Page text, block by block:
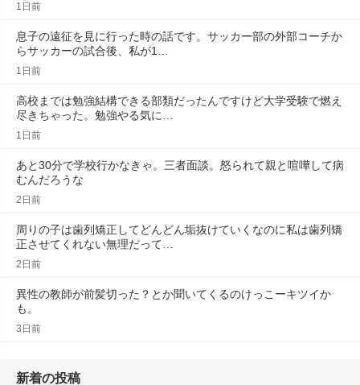
1日前
息子の遠征を見に行った時の話です。サッカー部の外部コーチか
らサッカーの試合後、私が1…
1日前
高校までは勉強結構できる部類だったんですけど大学受験で燃え
尽きちゃった。勉強やる気に…
1日前
あと30分で学校行かなきゃ。三者面談。怒られて親と喧嘩して病
むんだろうな
2日前
周りの子は歯列矯正してどんどん垢抜けていくなのに私は歯列矯
正させてくれない無理だって…
2日前
異性の教師が前髪切った？とか聞いてくるのけっこーキツイか
も。
3日前
新着の投稿